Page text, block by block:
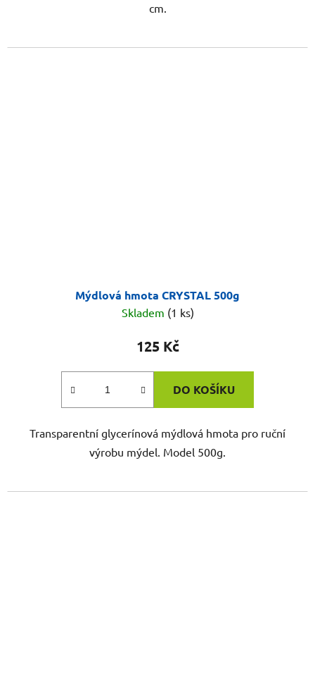
cm.
Mýdlová hmota CRYSTAL 500g
Skladem (1 ks)
125 Kč
DO KOŠÍKU
Transparentní glycerínová mýdlová hmota pro ruční
výrobu mýdel. Model 500g.